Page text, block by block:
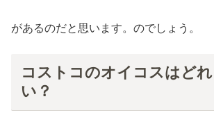
があるのだと思います。のでしょう。
コストコのオイコスはど
い？